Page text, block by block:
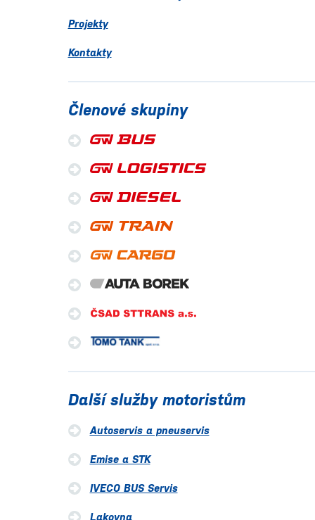
Projekty
Kontakty
Členové skupiny
Další služby motoristům
Autoservis a pneuservis
Emise a STK
IVECO BUS Servis
Lakovna